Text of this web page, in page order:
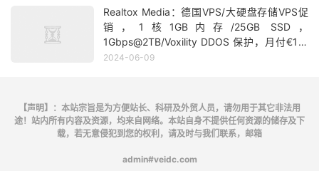
Realtox Media：德国VPS/大硬盘存储VPS促
销，1核1GB内存/25GB SSD，
1Gbps@2TB/Voxility DDOS 保护，月付€1，
年付€8起
2024-06-09
【声明】：本站宗旨是为方便站长、科研及外贸人员，请勿用于其它非法用
途！站内所有内容及资源，均来自网络。本站自身不提供任何资源的储存及下
载，若无意侵犯到您的权利，请及时与我们联系，邮箱
admin#veidc.com